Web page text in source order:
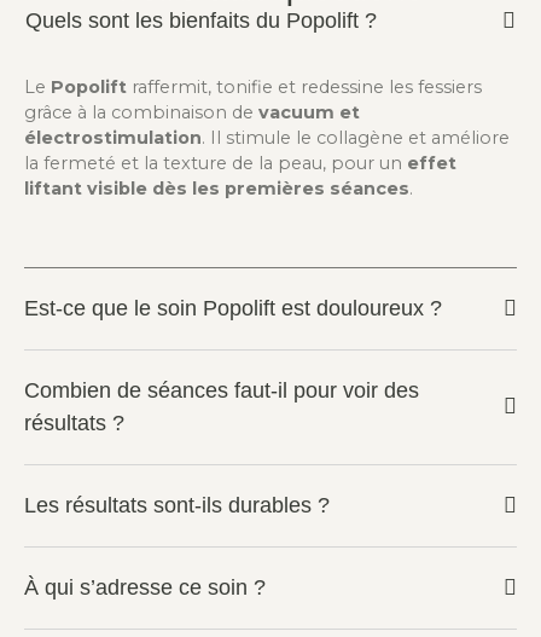
Quels sont les bienfaits du Popolift ?
Le Popolift raffermit, tonifie et redessine les fessiers
grâce à la combinaison de vacuum et
électrostimulation. Il stimule le collagène et améliore
la fermeté et la texture de la peau, pour un effet
liftant visible dès les premières séances.
Est-ce que le soin Popolift est douloureux ?
Combien de séances faut-il pour voir des
résultats ?
Les résultats sont-ils durables ?
À qui s’adresse ce soin ?